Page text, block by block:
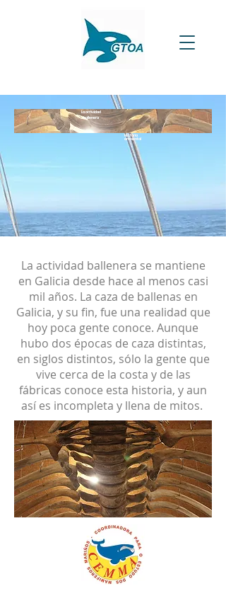
Historia
ambiental
La actividad
ballenera
La actividad ballenera se mantiene
en Galicia desde hace al menos casi
mil años. La caza de ballenas en
Galicia, y su fin, fue una realidad que
hoy poca gente conoce. Aunque
hubo dos épocas de caza distintas,
en siglos distintos, sólo la gente que
vive cerca de la costa y de las
fábricas conoce esta historia, y aun
así es incompleta y llena de mitos.